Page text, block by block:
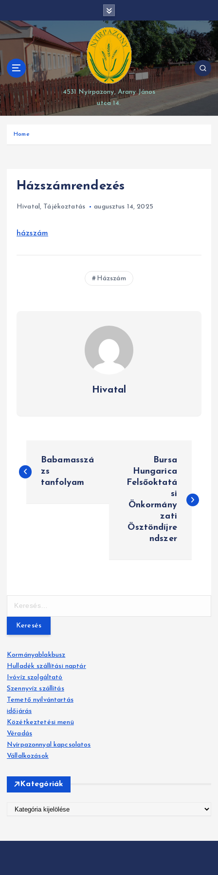
p
t
o
c
o
n
t
e
4531 Nyírpazony, Arany János
utca 14.
Home
Házszámrendezés
Hivatal , Tájékoztatás augusztus 14, 2025
házszám
Házszám
Hivatal
e
s
n
v
i
g
á
c
i
ó
Babamasszá
zs
tanfolyam
Bursa
Hungarica
Felsőoktatá
si
Önkormány
zati
Ösztöndíjre
ndszer
e
é
s
:
Kormányablakbusz
Hulladék szállítási naptár
Ivóvíz szolgáltató
Szennyvíz szállítás
Temető nyilvántartás
időjárás
Közétkeztetési menü
Véradás
Nyírpazonnyal kapcsolatos
Vállalkozások
Kategóriák
e
modal-check